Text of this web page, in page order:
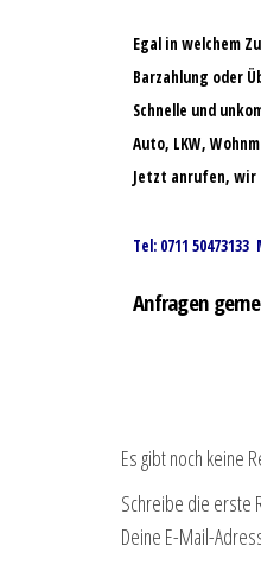
Egal in welchem
Barzahlung oder
Schnelle und
Auto, LKW,
Jetzt anrufen, wir
Tel: 0711 50473133
Anfragen
Es gibt noch keine
Schreibe die erste
Deine E-Mail-